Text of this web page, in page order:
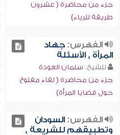
جزء من محاضرة ( عشرون
طريقة للرياء)
الفهرس:جهاد
المرأة , الأسئلة
للشيخ: سلمان العودة
جزء من محاضرة ( لقاء مفتوح
حول قضايا المرأة)
الفهرس:السودان
وتطبيقهم للشريعة ,